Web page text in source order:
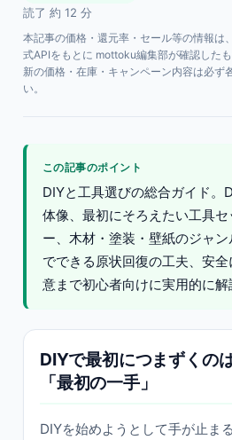
読了 約 12 分
本記事の価格・還元率・セール等の情報は
式APIをもとに mottoku編集部が確認した
新の価格・在庫・キャンペーン内容は必ず
い。
この記事のポイント
DIYと工具選びの総合ガイド。
体像、最初にそろえたい工具
ー、木材・塗装・壁紙のジャ
でできる原状回復の工夫、安
意まで初心者向けに実用的に解
DIYで最初につまずくの
「最初の一手」
DIYを始めようとして手が止ま